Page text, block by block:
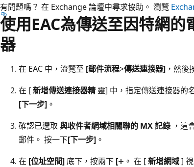
有問題嗎？ 在 Exchange 論壇中尋求協助。 瀏覽
使用EAC為傳送至因特網
器
在 EAC 中，流覽至 [郵件流程>傳送連接器] ， 然後
在 [新增傳送連接器精 靈] 中，指定傳送連接器的
[下一步] 。
確認已選取 與收件者網域相關聯的 MX 記錄 ，這
郵件。 按一下[下一步] 。
在 [位址空間] 底下，按兩下 [ 。 在 [新增網域]